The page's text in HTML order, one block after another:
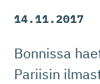
14.11.2017
Bonnissa
Pariisin